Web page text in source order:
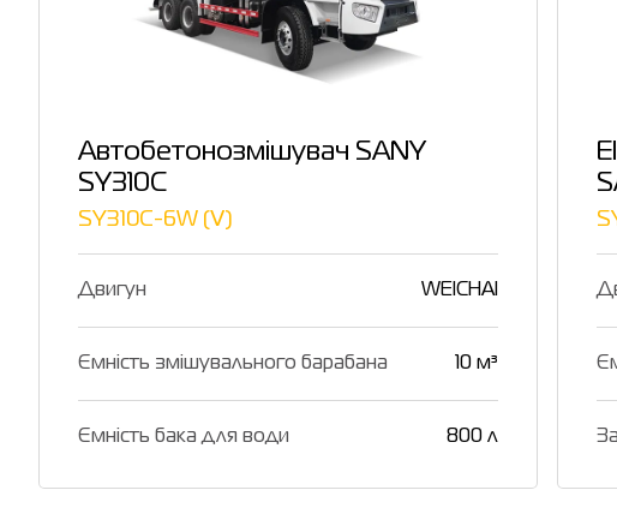
Автобетонозмішувач SANY
SY310C
SY310C-6W (Ⅴ)
Двигун WEICHAI
Ємність змішувального барабана 10 м³
Ємність бака для води 800 л